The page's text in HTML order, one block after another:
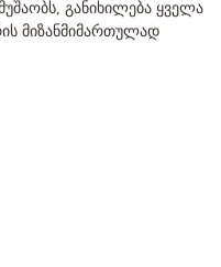
განიხილება ყველა
მიზანმიმართულად